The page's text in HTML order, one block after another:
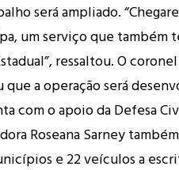
será ampliado.
um serviço que também
ressaltou. O
a operação será
com o apoio da Defesa
Roseana Sarney
e 22 veículos a